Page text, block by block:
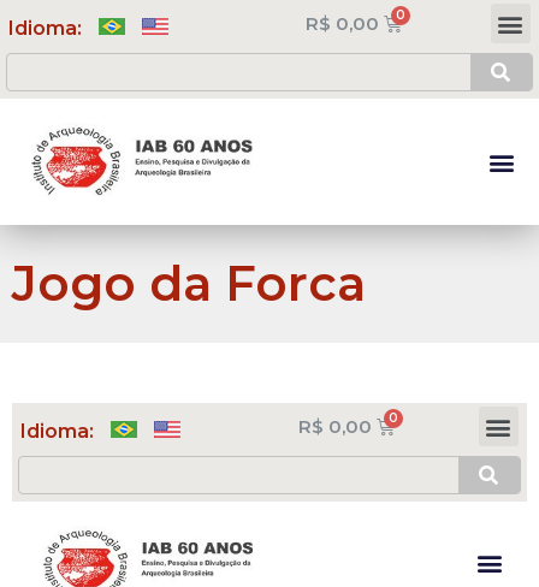
Idioma: R$ 0,00
Jogo da Forca